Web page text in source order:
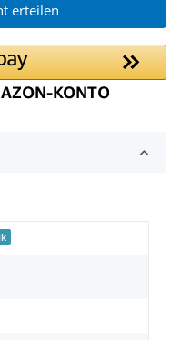
erteilen